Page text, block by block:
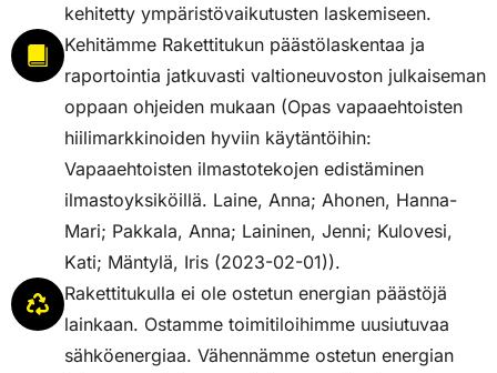
kehitetty ympäristövaikutusten laskemiseen.
Kehitämme Rakettitukun päästölaskentaa ja
raportointia jatkuvasti valtioneuvoston julkaiseman
oppaan ohjeiden mukaan (Opas vapaaehtoisten
hiilimarkkinoiden hyviin käytäntöihin:
Vapaaehtoisten ilmastotekojen edistäminen
ilmastoyksiköillä. Laine, Anna; Ahonen, Hanna-
Mari; Pakkala, Anna; Laininen, Jenni; Kulovesi,
Kati; Mäntylä, Iris (2023-02-01)).
Rakettitukulla ei ole ostetun energian päästöjä
lainkaan. Ostamme toimitiloihimme uusiutuvaa
sähköenergiaa. Vähennämme ostetun energian